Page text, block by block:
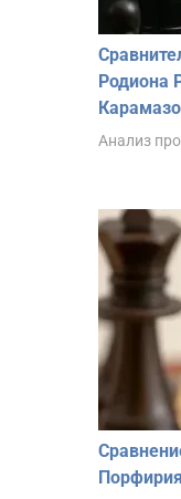
Родиона
Анализ